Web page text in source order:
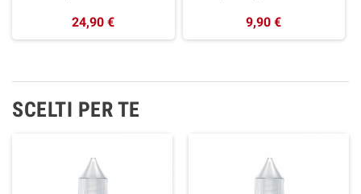
24,90 € 9,90 €
SCELTI PER TE